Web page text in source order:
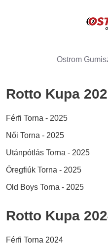
Ostrom
Rotto Kupa
Férfi Torna - 2025
Női Torna - 2025
Utánpótlás Torna - 2025
Öregfiúk Torna - 2025
Old Boys Torna - 2025
Rotto Kupa
Férfi Torna 2024